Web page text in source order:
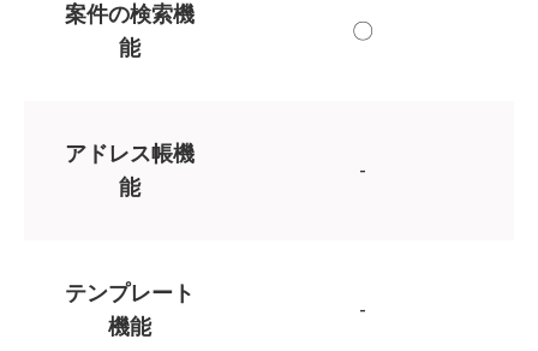
案件の検索機
能
〇
アドレス帳機
能
-
テンプレート
機能
-